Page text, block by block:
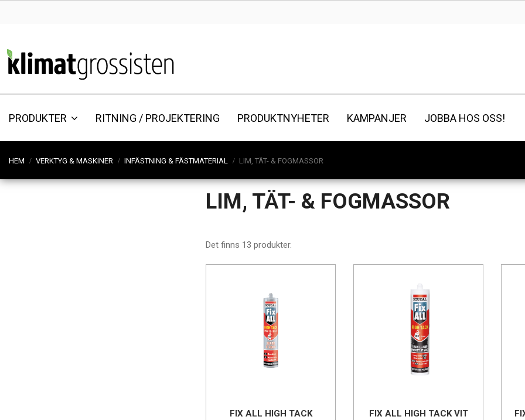
PRODUKTER RITNING / PROJEKTERING PRODUKTNYHETER KAMPANJER JOBBA HOS OSS!
HEM VERKTYG & MASKINER INFÄSTNING & FÄSTMATERIAL LIM, TÄT- & FOGMASSOR
LIM, TÄT- & FOGMASSOR
Det finns 13 produkter.
FIX ALL HIGH TACK
FIX ALL HIGH TACK VIT